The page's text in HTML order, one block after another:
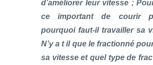
d’améliorer leur vitesse ;
ce important de courir
pourquoi faut-il travailler sa
N’y a t il que le fractionné
sa vitesse et quel type de